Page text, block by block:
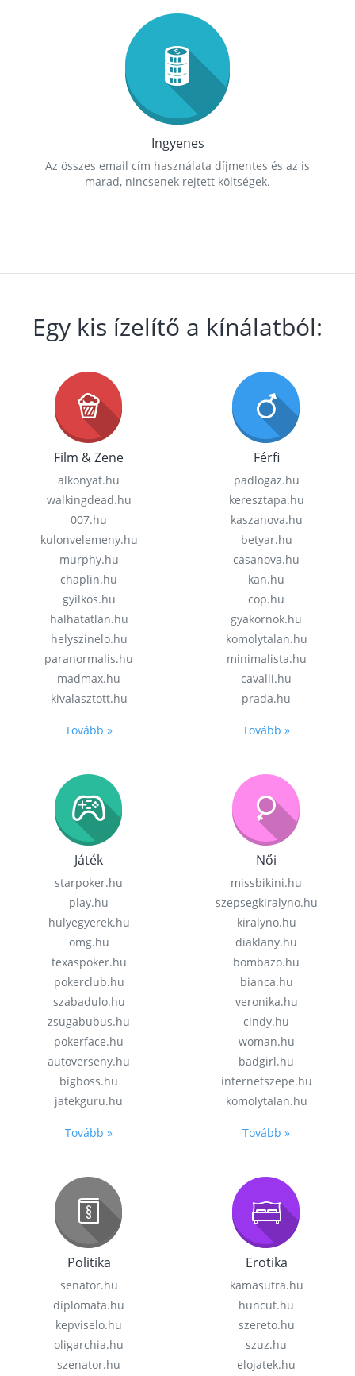
Ingyenes
Az összes email cím használata díjmentes és az is
marad, nincsenek rejtett költségek.
Egy kis ízelítő a kínálatból:
Film & Zene
alkonyat.hu
walkingdead.hu
007.hu
kulonvelemeny.hu
murphy.hu
chaplin.hu
gyilkos.hu
halhatatlan.hu
helyszinelo.hu
paranormalis.hu
madmax.hu
kivalasztott.hu
Tovább »
Férfi
padlogaz.hu
keresztapa.hu
kaszanova.hu
betyar.hu
casanova.hu
kan.hu
cop.hu
gyakornok.hu
komolytalan.hu
minimalista.hu
cavalli.hu
prada.hu
Tovább »
Játék
starpoker.hu
play.hu
hulyegyerek.hu
omg.hu
texaspoker.hu
pokerclub.hu
szabadulo.hu
zsugabubus.hu
pokerface.hu
autoverseny.hu
bigboss.hu
jatekguru.hu
Tovább »
Női
missbikini.hu
szepsegkiralyno.hu
kiralyno.hu
diaklany.hu
bombazo.hu
bianca.hu
veronika.hu
cindy.hu
woman.hu
badgirl.hu
internetszepe.hu
komolytalan.hu
Tovább »
Politika
senator.hu
diplomata.hu
kepviselo.hu
oligarchia.hu
szenator.hu
Erotika
kamasutra.hu
huncut.hu
szereto.hu
szuz.hu
elojatek.hu